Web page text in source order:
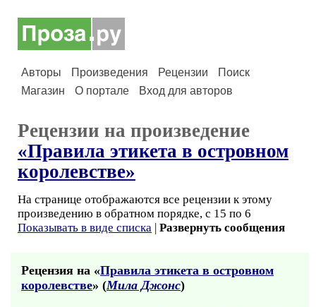
Авторы Произведения Рецензии
Поиск
Магазин
О портале Вход для авторов
Рецензии на произведение
«Правила этикета в островном
королевстве»
На странице отображаются все рецензии к этому
произведению в обратном порядке, с 15 по 6
Показывать в виде списка | Развернуть сообщения
Рецензия на «Правила этикета в островном
королевстве» (Мила Джонс)